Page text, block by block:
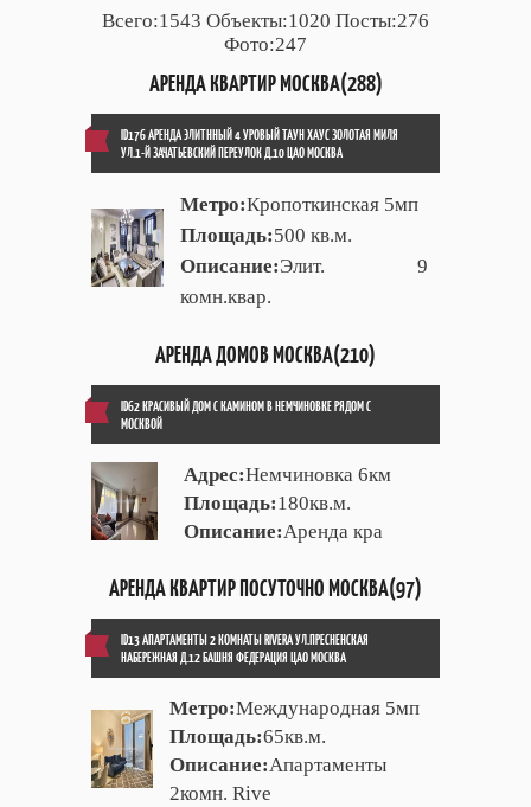
Всего:1543 Объекты:1020 Посты:276
Фото:247
АРЕНДА КВАРТИР МОСКВА(288)
ID176 АРЕНДА ЭЛИТННЫЙ 4 УРОВЫЙ ТАУН ХАУС ЗОЛОТАЯ МИЛЯ
УЛ.1-Й ЗАЧАТЬЕВСКИЙ ПЕРЕУЛОК Д.10 ЦАО МОСКВА
Метро:Кропоткинская 5мп
Площадь:500 кв.м.
Описание:Элит. 9
комн.квар.
АРЕНДА ДОМОВ МОСКВА(210)
ID62 КРАСИВЫЙ ДОМ С КАМИНОМ В НЕМЧИНОВКЕ РЯДОМ С
МОСКВОЙ
Адрес:Немчиновка 6км
Площадь:180кв.м.
Описание:Аренда кра
АРЕНДА КВАРТИР ПОСУТОЧНО МОСКВА(97)
ID13 АПАРТАМЕНТЫ 2 КОМНАТЫ RIVERA УЛ.ПРЕСНЕНСКАЯ
НАБЕРЕЖНАЯ Д.12 БАШНЯ ФЕДЕРАЦИЯ ЦАО МОСКВА
Метро:Международная 5мп
Площадь:65кв.м.
Описание:Апартаменты
2комн. Rive